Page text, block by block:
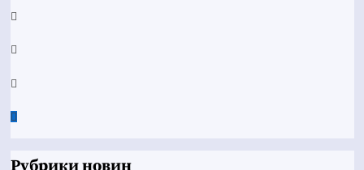
Telegram
Instagram
Twitter
Google